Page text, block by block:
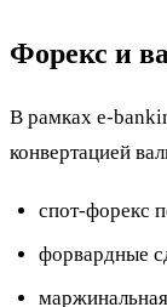
Форекс и
В рамках e-
конвертацией
спот-форекс
форвардные